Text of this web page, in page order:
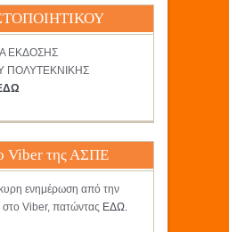
ΕΚΔΟΣΗΣ
ΠΟΛΥΤΕΚΝΙΚΗΣ
Viber της ΑΣΠΕ
ενημέρωση από την
Viber, πατώντας ΕΔΩ.